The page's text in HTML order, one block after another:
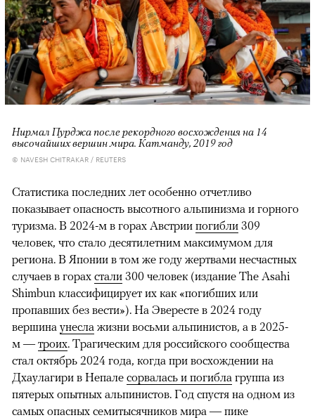
Нирмал Пурджа после рекордного восхождения на 14
высочайших вершин мира. Катманду, 2019 год
© NAVESH CHITRAKAR / REUTERS
Статистика последних лет особенно отчетливо
показывает опасность высотного альпинизма и горного
туризма. В 2024-м в горах Австрии погибли 309
человек, что стало десятилетним максимумом для
региона. В Японии в том же году жертвами несчастных
случаев в горах стали 300 человек (издание The Asahi
Shimbun классифицирует их как «погибших или
пропавших без вести»). На Эвересте в 2024 году
вершина унесла жизни восьми альпинистов, а в 2025-
м — троих. Трагическим для российского сообщества
стал октябрь 2024 года, когда при восхождении на
Дхаулагири в Непале сорвалась и погибла группа из
пятерых опытных альпинистов. Год спустя на одном из
самых опасных семитысячников мира — пике